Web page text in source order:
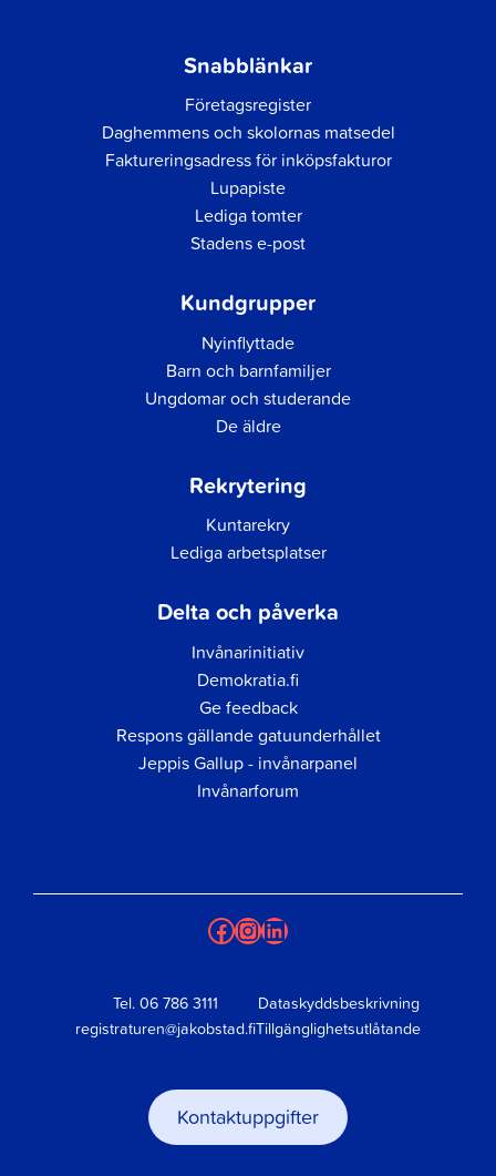
Snabblänkar
Företagsregister
Daghemmens och skolornas matsedel
Faktureringsadress för inköpsfakturor
Lupapiste
Lediga tomter
Stadens e-post
Kundgrupper
Nyinflyttade
Barn och barnfamiljer
Ungdomar och studerande
De äldre
Rekrytering
Kuntarekry
Lediga arbetsplatser
Delta och påverka
Invånarinitiativ
Demokratia.fi
Ge feedback
Respons gällande gatuunderhållet
Jeppis Gallup - invånarpanel
Invånarforum
Facebook
Instagram
LinkedIn
Tel. 06 786 3111
registraturen@jakobstad.fi
Dataskyddsbeskrivning
Tillgänglighetsutlåtande
Kontaktuppgifter